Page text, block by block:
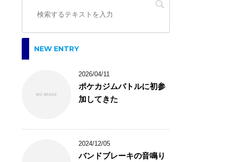
NEW ENTRY
2026/04/11
ポケカジムバトルに初参
加してきた
2024/12/05
バンドブレーキの音鳴り